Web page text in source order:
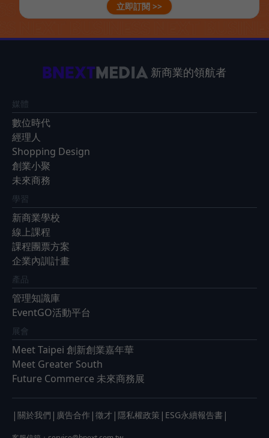
立即訂閱 >>
新商業的領航者
媒體
數位時代
經理人
Shopping Design
創業小聚
未來商務
學習
新商業學校
線上課程
課程團票方案
企業內訓計畫
產品
管理知識庫
EventGO活動平台
展會
Meet Taipei 創新創業嘉年華
Meet Greater South
Future Commerce 未來商務展
| 關於我們 | 廣告合作 | 徵才 | 隱私權政策 | ESG永續報告書 |